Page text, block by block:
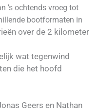
’s ochtends vroeg tot
bootformaten in
over de 2 kilometer
wat tegenwind
die het hoofd
Geers en Nathan